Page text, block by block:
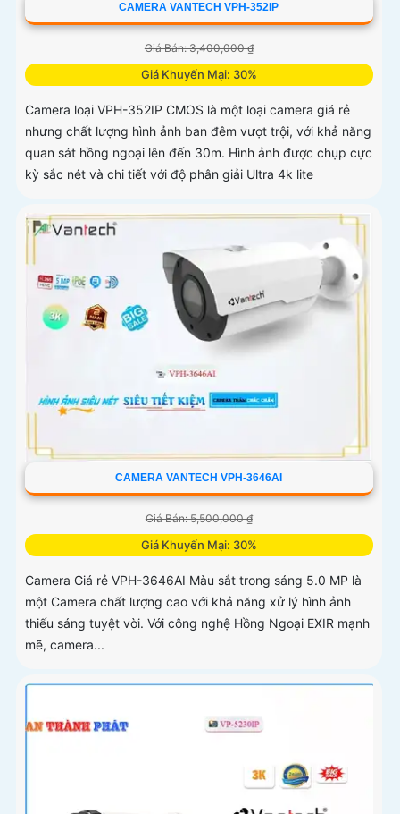
CAMERA VANTECH VPH-352IP
Giá Bán: 3,400,000 ₫
Giá Khuyến Mại: 30%
Camera loại VPH-352IP CMOS là một loại camera giá rẻ
nhưng chất lượng hình ảnh ban đêm vượt trội, với khả năng
quan sát hồng ngoại lên đến 30m. Hình ảnh được chụp cực
kỳ sắc nét và chi tiết với độ phân giải Ultra 4k lite
CAMERA VANTECH VPH-3646AI
Giá Bán: 5,500,000 ₫
Giá Khuyến Mại: 30%
Camera Giá rẻ VPH-3646AI Màu sắt trong sáng 5.0 MP là
một Camera chất lượng cao với khả năng xử lý hình ảnh
thiếu sáng tuyệt vời. Với công nghệ Hồng Ngoại EXIR mạnh
mẽ, camera...